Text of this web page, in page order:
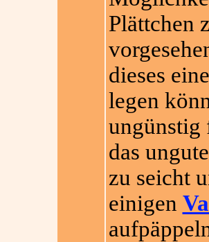
Plättchen
dieses
legen
ungünstig
das
zu seicht
einigen